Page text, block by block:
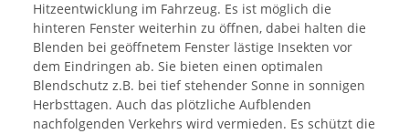
Hitzeentwicklung im Fahrzeug. Es ist möglich die
hinteren Fenster weiterhin zu öffnen, dabei halten die
Blenden bei geöffnetem Fenster lästige Insekten vor
dem Eindringen ab. Sie bieten einen optimalen
Blendschutz z.B. bei tief stehender Sonne in sonnigen
Herbsttagen. Auch das plötzliche Aufblenden
nachfolgenden Verkehrs wird vermieden. Es schützt die